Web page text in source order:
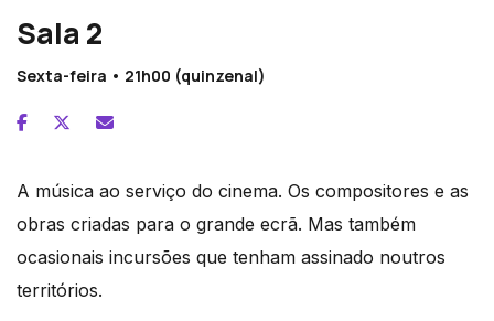
Sala 2
Sexta-feira • 21h00 (quinzenal)
A música ao serviço do cinema. Os compositores e as
obras criadas para o grande ecrã. Mas também
ocasionais incursões que tenham assinado noutros
territórios.